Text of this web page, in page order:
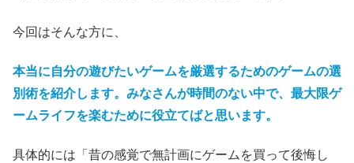
今回はそんな方に、
本当に自分の遊びたいゲームを厳選するためのゲームの選
別術を紹介します。みなさんが時間のない中で、最大限ゲ
ームライフを楽むために役立てばと思います。
具体的には「昔の感覚で無計画にゲームを買って後悔し